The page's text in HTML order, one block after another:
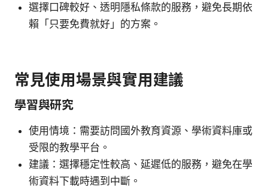
選擇口碑較好、透明隱私條款的服務，避免長期依
賴「只要免費就好」的方案。
常見使用場景與實用建議
學習與研究
使用情境：需要訪問國外教育資源、學術資料庫或
受限的教學平台。
建議：選擇穩定性較高、延遲低的服務，避免在學
術資料下載時遇到中斷。